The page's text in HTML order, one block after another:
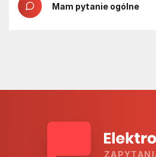
Mam pytanie ogólne